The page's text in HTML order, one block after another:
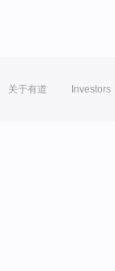
关于有道 Investors